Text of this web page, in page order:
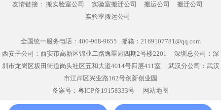
友情链接： 搬实验室公司 实验室搬迁公司 搬运公司
搬迁公司
实验室搬运公司
全国统一服务电话：400-968-9655 邮箱：2169107781@qq.com
西安子公司：西安市高新区锦业二路逸翠园四期2号楼2201 深圳总公司：深
圳市龙岗区坂田街道岗头社区五和大道4014号四层411室 武汉分公司：武汉
市江岸区兴业路162号创新创业园
备案号： 粤ICP备19158333号 网站地图